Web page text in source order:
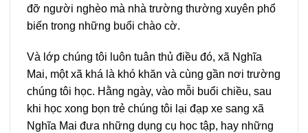
đỡ người nghèo mà nhà trường thường xuyên phổ
biến trong những buổi chào cờ.
Và lớp chúng tôi luôn tuân thủ điều đó, xã Nghĩa
Mai, một xã khá là khó khăn và cùng gần nơi trường
chúng tôi học. Hằng ngày, vào mỗi buổi chiều, sau
khi học xong bọn trẻ chúng tôi lại đạp xe sang xã
Nghĩa Mai đưa những dụng cụ học tập, hay những